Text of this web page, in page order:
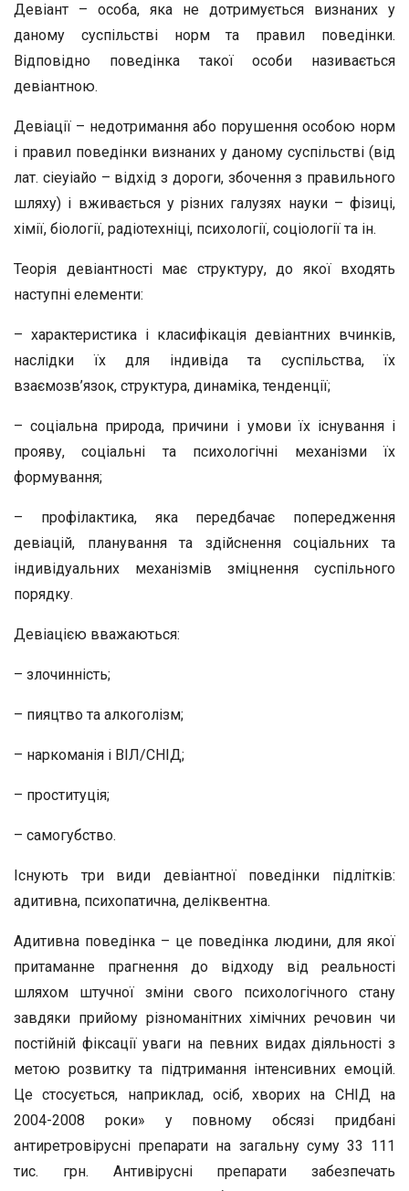
Девіант – особа, яка не дотримується визнаних у
даному суспільстві норм та правил поведінки.
Відповідно поведінка такої особи називається
девіантною.
Девіації – недотримання або порушення особою норм
і правил поведінки визнаних у даному суспільстві (від
лат. сіеуіайо – відхід з дороги, збочення з правильного
шляху) і вживається у різних галузях науки – фізиці,
хімії, біології, радіотехніці, психології, соціології та ін.
Теорія девіантності має структуру, до якої входять
наступні елементи:
– характеристика і класифікація девіантних вчинків,
наслідки їх для індивіда та суспільства, їх
взаємозв’язок, структура, динаміка, тенденції;
– соціальна природа, причини і умови їх існування і
прояву, соціальні та психологічні механізми їх
формування;
– профілактика, яка передбачає попередження
девіацій, планування та здійснення соціальних та
індивідуальних механізмів зміцнення суспільного
порядку.
Девіацією вважаються:
– злочинність;
– пияцтво та алкоголізм;
– наркоманія і ВІЛ/СНІД;
– проституція;
– самогубство.
Існують три види девіантної поведінки підлітків:
адитивна, психопатична, деліквентна.
Адитивна поведінка – це поведінка людини, для якої
притаманне прагнення до відходу від реальності
шляхом штучної зміни свого психологічного стану
завдяки прийому різноманітних хімічних речовин чи
постійній фіксації уваги на певних видах діяльності з
метою розвитку та підтримання інтенсивних емоцій.
Це стосується, наприклад, осіб, хворих на СНІД на
2004-2008 роки» у повному обсязі придбані
антиретровірусні препарати на загальну суму 33 111
тис. грн. Антивірусні препарати забезпечать